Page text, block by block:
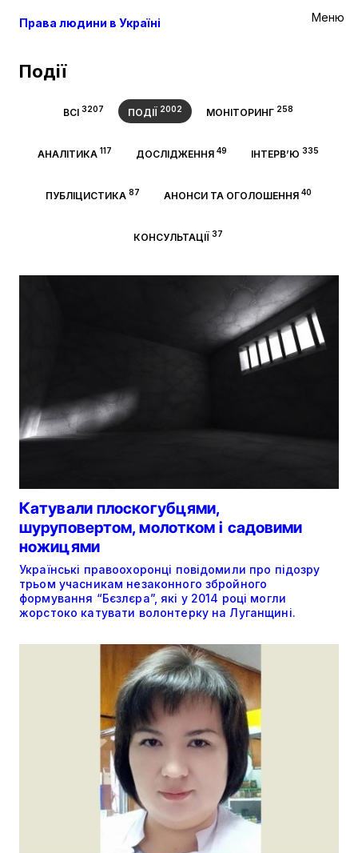
Меню
Права людини в Україні
Події
ВСІ 3207 ПОДІЇ 2002 МОНІТОРИНГ 258
АНАЛІТИКА 117 ДОСЛІДЖЕННЯ 49 ІНТЕРВ’Ю 335
ПУБЛІЦИСТИКА 87 АНОНСИ ТА ОГОЛОШЕННЯ40
КОНСУЛЬТАЦІЇ 37
Катували плоскогубцями,
шуруповертом, молотком і садовими
ножицями
Українські правоохоронці повідомили про підозру
трьом учасникам незаконного збройного
формування “Бєзлєра”, які у 2014 році могли
жорстоко катувати волонтерку на Луганщині.